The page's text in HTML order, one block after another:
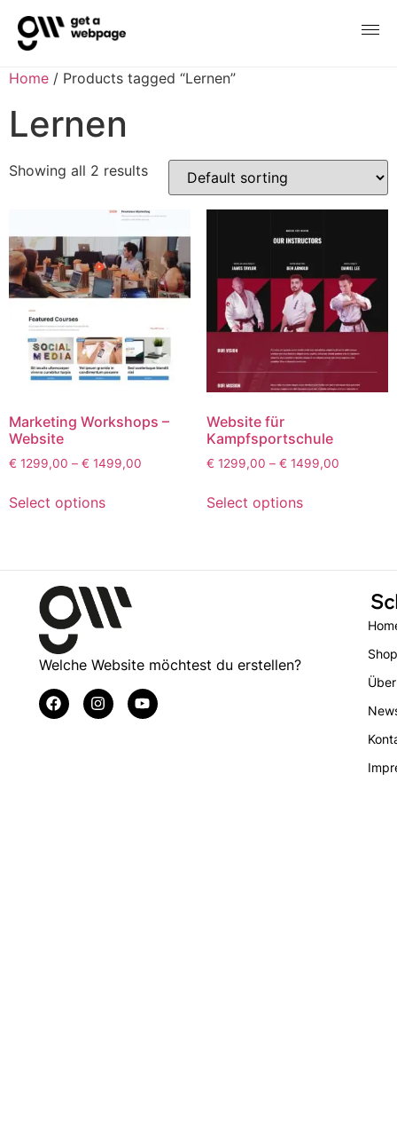
Home / Products tagged “Lernen”
Lernen
Showing all 2 results
Marketing Workshops –
Website
€ 1299,00 – € 1499,00
Select options
Website für
Kampfsportschule
€ 1299,00 – € 1499,00
Select options
Welche Website möchtest du erstellen?